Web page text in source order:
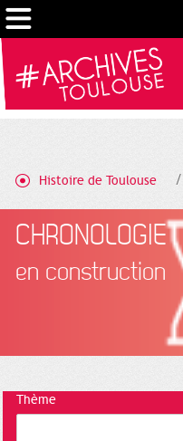
Histoire de Toulouse
CHRONOLOGIE
en construction
Thème
Cookies management panel